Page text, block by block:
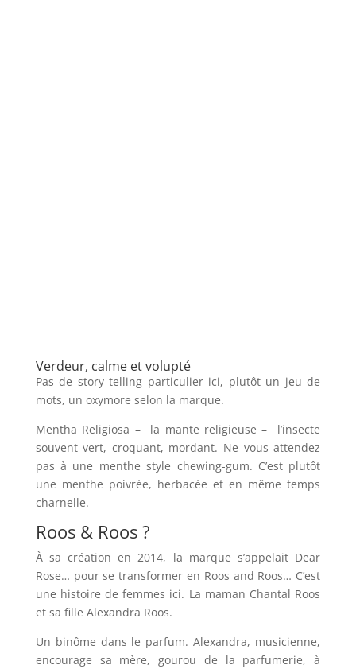
Verdeur, calme et volupté
Pas de story telling particulier ici, plutôt un jeu de
mots, un oxymore selon la marque.
Mentha Religiosa – la mante religieuse – l’insecte
souvent vert, croquant, mordant. Ne vous attendez
pas à une menthe style chewing-gum. C’est plutôt
une menthe poivrée, herbacée et en même temps
charnelle.
Roos & Roos ?
À sa création en 2014, la marque s’appelait Dear
Rose… pour se transformer en Roos and Roos… C’est
une histoire de femmes ici. La maman Chantal Roos
et sa fille Alexandra Roos.
Un binôme dans le parfum. Alexandra, musicienne,
encourage sa mère, gourou de la parfumerie, à